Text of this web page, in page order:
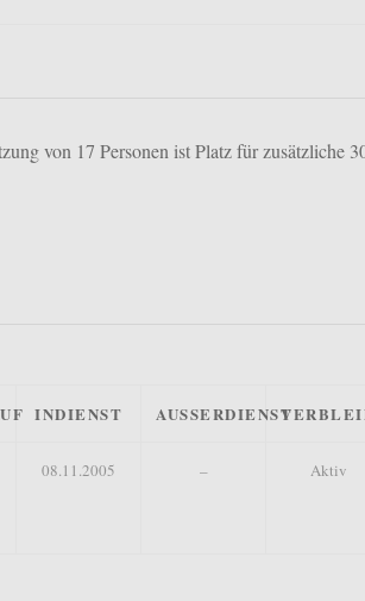
von 17 Personen ist Platz für zusätzliche
INDIENST AUSSERDIENST
08.11.2005 – Aktiv